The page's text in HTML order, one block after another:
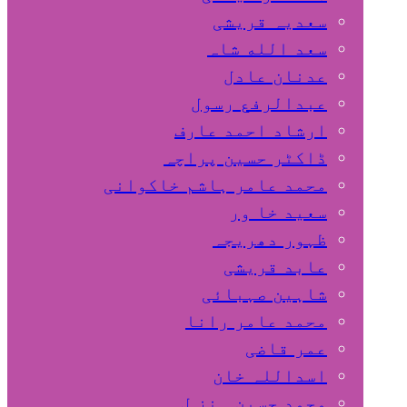
سعدیہ قریشی
سعد الله شاہ
عدنان عادل
عبدالرفع رسول
ارشاد احمد عارف
ڈاکٹر حسین پراچہ
محمد عامر ہاشم خاکوانی
سعید خا ور
ظہور دھریجہ
عابد قریشی
شاہین صہبائی
محمد عامر رانا
عمر قاضی
اسداللہ خان
محمد حسین ہنز ل